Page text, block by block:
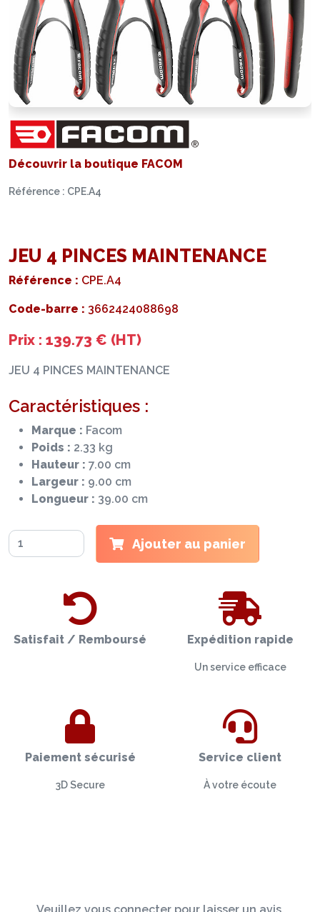
Découvrir la boutique FACOM
Référence : CPE.A4
JEU 4 PINCES MAINTENANCE
Référence : CPE.A4
Code-barre : 3662424088698
Prix : 139.73 € (HT)
JEU 4 PINCES MAINTENANCE
Caractéristiques :
Marque : Facom
Poids : 2.33 kg
Hauteur : 7.00 cm
Largeur : 9.00 cm
Longueur : 39.00 cm
Ajouter au panier
Satisfait / Remboursé Expédition rapide
Un service efficace
Paiement sécurisé
3D Secure
Service client
À votre écoute